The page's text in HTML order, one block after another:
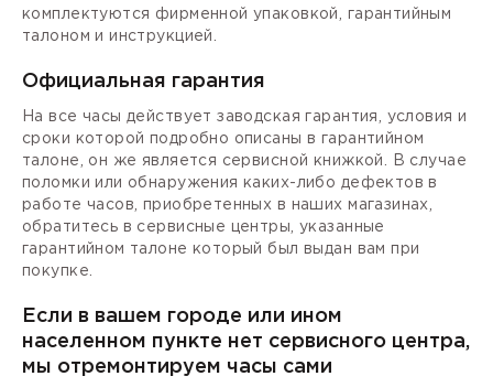
комплектуются фирменной упаковкой, гарантийным
талоном и инструкцией.
Официальная гарантия
На все часы действует заводская гарантия, условия и
сроки которой подробно описаны в гарантийном
талоне, он же является сервисной книжкой. В случае
поломки или обнаружения каких-либо дефектов в
работе часов, приобретенных в наших магазинах,
обратитесь в сервисные центры, указанные
гарантийном талоне который был выдан вам при
покупке.
Если в вашем городе или ином
населенном пункте нет сервисного центра,
мы отремонтируем часы сами